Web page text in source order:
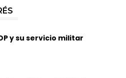
y su servicio militar